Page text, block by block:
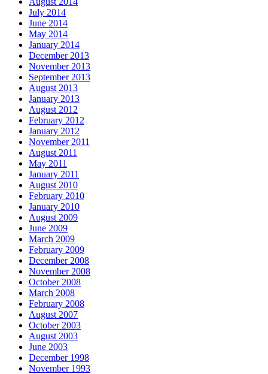
July 2014
June 2014
May 2014
January 2014
December 2013
November 2013
September 2013
August 2013
January 2013
August 2012
February 2012
January 2012
November 2011
August 2011
May 2011
January 2011
August 2010
February 2010
January 2010
August 2009
June 2009
March 2009
February 2009
December 2008
November 2008
October 2008
March 2008
February 2008
August 2007
October 2003
August 2003
June 2003
December 1998
November 1993